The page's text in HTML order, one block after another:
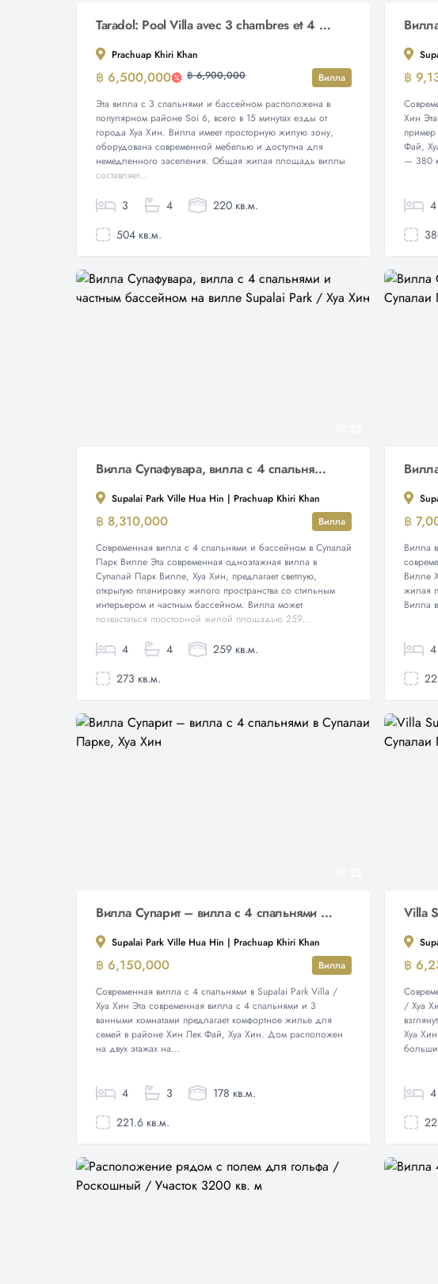
Taradol: Pool Villa avec 3 chambres et 4 salles de bains dans le Soi 6
Prachuap Khiri Khan
฿ 6,500,000 ฿ 6,900,000
Вилла
Эта вилла с 3 спальнями и бассейном расположена в
популярном районе Soi 6, всего в 15 минутах езды от
города Хуа Хин. Вилла имеет просторную жилую зону,
оборудована современной мебелью и доступна для
немедленного заселения. Общая жилая площадь виллы
составляет...
3 4
220 кв.м.
504 кв.м.
฿
Хин
Фай,
— 380
4
Вилла Супафувара, вилла с 4 спальнями и частным бассейном на вилле Supalai Park / Хуа Хин
Supalai Park Ville Hua Hin | Prachuap Khiri Khan
฿ 8,310,000
Вилла
Современная вилла с 4 спальнями и бассейном в Супалай
Парк Вилле Эта современная одноэтажная вилла в
Супалай Парк Вилле, Хуа Хин, предлагает светлую,
открытую планировку жилого пространства со стильным
интерьером и частным бассейном. Вилла может
похвастаться просторной жилой площадью 259...
4 4
259 кв.м.
273 кв.м.
฿
Вилла
Вилле
жилая
Вилла
4
Вилла Супарит – вилла с 4 спальнями в Супалаи Парке, Хуа Хин
Supalai Park Ville Hua Hin | Prachuap Khiri Khan
฿ 6,150,000
Вилла
Современная вилла с 4 спальнями в Supalai Park Villa /
Хуа Хин Эта современная вилла с 4 спальнями и 3
ванными комнатами предлагает комфортное жилье для
семей в районе Хин Лек Фай, Хуа Хин. Дом расположен
на двух этажах на...
4 3
178 кв.м.
221.6 кв.м.
฿
/ Хуа
Хуа
4